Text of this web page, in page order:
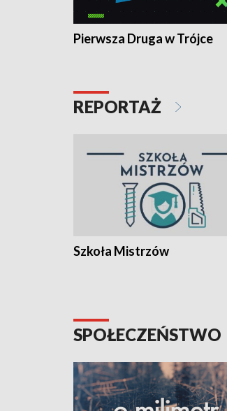
Pierwsza Druga w Trójce
REPORTAŻ
Szkoła Mistrzów
SPOŁECZEŃSTWO